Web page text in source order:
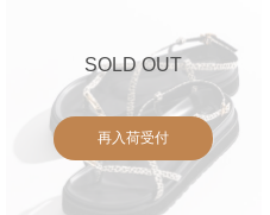
SOLD OUT
再入荷受付